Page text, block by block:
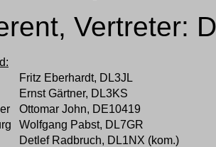
Vertreter:
Fritz Eberhardt, DL3JL
Ernst Gärtner, DL3KS
Ottomar John, DE10419
Wolfgang Pabst, DL7GR
Detlef Radbruch, DL1NX (kom.)